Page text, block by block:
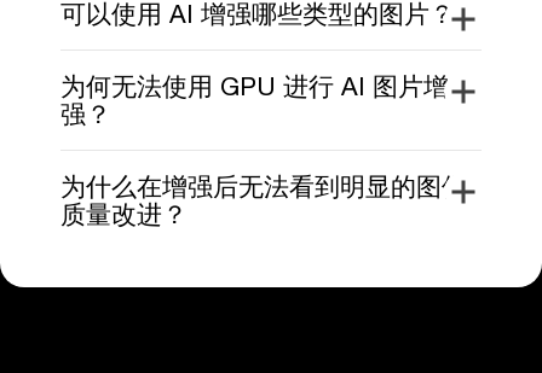
可以使用 AI 增强哪些类型的图片？
为何无法使用 GPU 进行 AI 图片增
强？
为什么在增强后无法看到明显的图像
质量改进？